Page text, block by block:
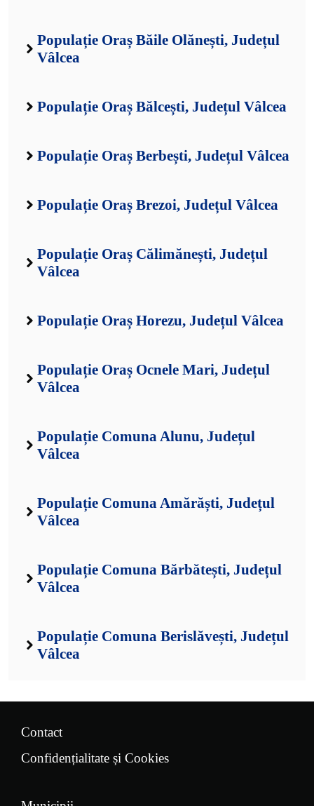
Populație Oraș Băile Olănești, Județul
Vâlcea
Populație Oraș Bălcești, Județul Vâlcea
Populație Oraș Berbești, Județul Vâlcea
Populație Oraș Brezoi, Județul Vâlcea
Populație Oraș Călimănești, Județul
Vâlcea
Populație Oraș Horezu, Județul Vâlcea
Populație Oraș Ocnele Mari, Județul
Vâlcea
Populație Comuna Alunu, Județul
Vâlcea
Populație Comuna Amărăști, Județul
Vâlcea
Populație Comuna Bărbătești, Județul
Vâlcea
Populație Comuna Berislăvești, Județul
Vâlcea
Contact
Confidențialitate și Cookies